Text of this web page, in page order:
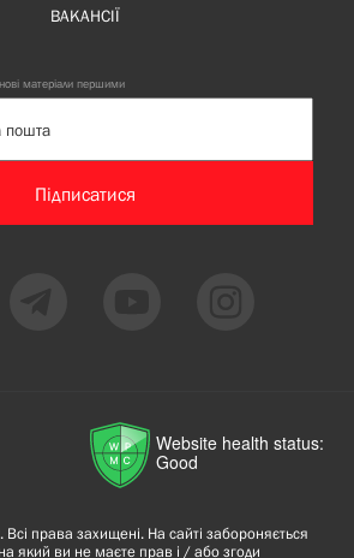
ВАКАНСІЇ
матеріали першими
Підписатися
Website health status:
Good
права захищені. На сайті забороняється
який ви не маєте прав і / або згоди